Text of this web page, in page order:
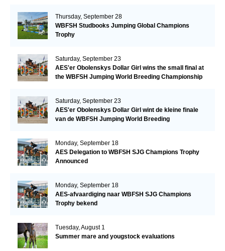
Thursday, September 28
WBFSH Studbooks Jumping Global Champions
Trophy
Saturday, September 23
AES'er Obolenskys Dollar Girl wins the small final at
the WBFSH Jumping World Breeding Championship
Saturday, September 23
AES'er Obolenskys Dollar Girl wint de kleine finale
van de WBFSH Jumping World Breeding
Monday, September 18
AES Delegation to WBFSH SJG Champions Trophy
Announced
Monday, September 18
AES-afvaardiging naar WBFSH SJG Champions
Trophy bekend
Tuesday, August 1
Summer mare and yougstock evaluations